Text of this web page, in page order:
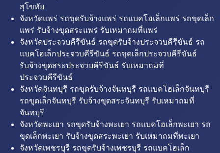
สุโขทัย
จังหวัดแพร่ รถขุดรับจ้างแพร่ รถแบคโฮเล็กแพร่ รถขุดเล็ก
แพร่ รับจ้างขุดสระแพร่ รับเหมาถมที่แพร่
จังหวัดประจวบคีรีขันธ์ รถขุดรับจ้างประจวบคีรีขันธ์ รถ
แบคโฮเล็กประจวบคีรีขันธ์ รถขุดเล็กประจวบคีรีขันธ์
รับจ้างขุดสระประจวบคีรีขันธ์ รับเหมาถมที่
ประจวบคีรีขันธ์
จังหวัดจันทบุรี รถขุดรับจ้างจันทบุรี รถแบคโฮเล็กจันทบุรี
รถขุดเล็กจันทบุรี รับจ้างขุดสระจันทบุรี รับเหมาถมที่
จันทบุรี
จังหวัดพะเยา รถขุดรับจ้างพะเยา รถแบคโฮเล็กพะเยา รถ
ขุดเล็กพะเยา รับจ้างขุดสระพะเยา รับเหมาถมที่พะเยา
จังหวัดเพชรบุรี รถขุดรับจ้างเพชรบุรี รถแบคโฮเล็ก